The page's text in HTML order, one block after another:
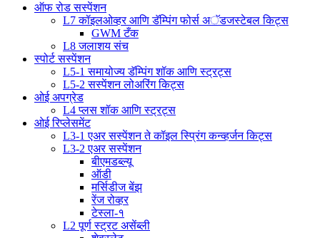
ऑफ रोड सस्पेंशन
L7 कॉइलओव्हर आणि डॅम्पिंग फोर्स अॅडजस्टेबल किट्स
GWM टँक
L8 जलाशय संच
स्पोर्ट सस्पेंशन
L5-1 समायोज्य डॅम्पिंग शॉक आणि स्ट्रट्स
L5-2 सस्पेंशन लोअरिंग किट्स
ओई अपग्रेड
L4 प्लस शॉक आणि स्ट्रट्स
ओई रिप्लेसमेंट
L3-1 एअर सस्पेंशन ते कॉइल स्प्रिंग कन्व्हर्जन किट्स
L3-2 एअर सस्पेंशन
बीएमडब्ल्यू
ऑडी
मर्सिडीज बेंझ
रेंज रोव्हर
टेस्ला-१
L2 पूर्ण स्ट्रट असेंब्ली